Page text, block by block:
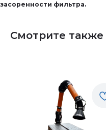
засоренности фильтра.
Смотрите также